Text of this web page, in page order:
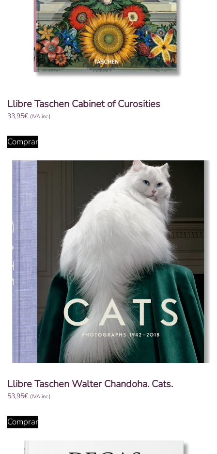
Llibre Taschen Cabinet of Curosities
33,95€ (IVA inc.)
Comprar
Llibre Taschen Walter Chandoha. Cats.
53,95€ (IVA inc.)
Comprar